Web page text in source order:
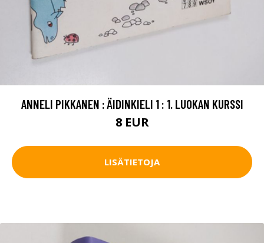
ANNELI PIKKANEN : ÄIDINKIELI 1 : 1. LUOKAN KURSSI
8 EUR
LISÄTIETOJA